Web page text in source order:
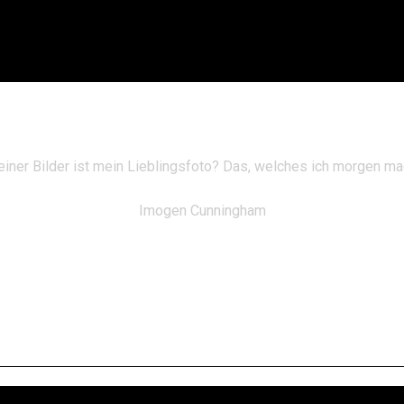
Bilder ist mein Lieblingsfoto? Das, welches ich morgen
Imogen Cunningham